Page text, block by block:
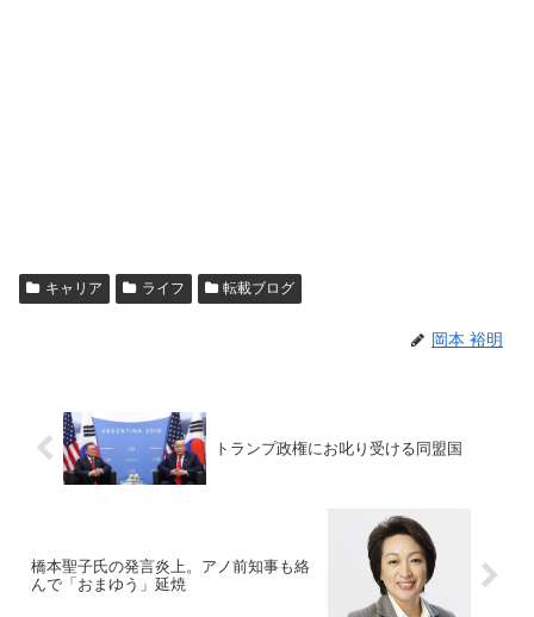
キャリア ライフ 転載ブログ
岡本 裕明
トランプ政権にお叱り受ける同盟国
橋本聖子氏の発言炎上。アノ前知事も絡
んで「おまゆう」延焼